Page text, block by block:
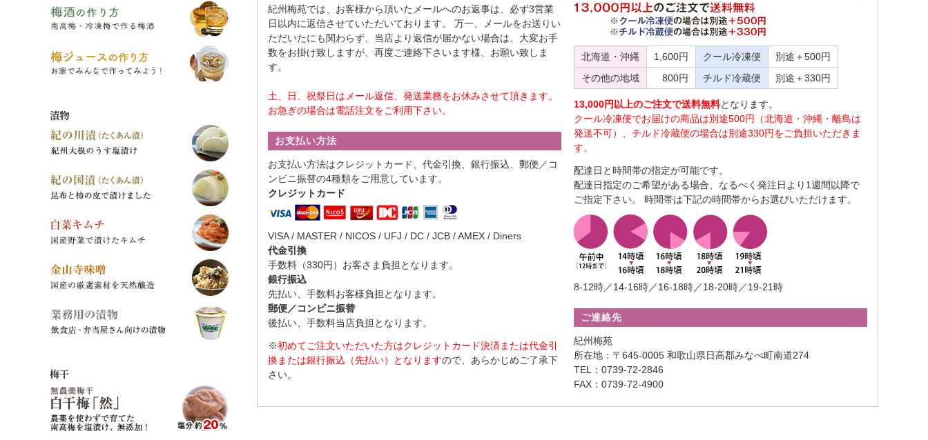
紀州梅苑では、お客様から頂いたメールへのお返事は、必ず3営業
日以内に返信させていただいております。 万一、メールをお送りい
ただいたにも関わらず、当店より返信が届かない場合は、大変お手
数をお掛け致しますが、再度ご連絡下さいます様、お願い致しま
す。
土、日、祝祭日はメール返信、発送業務をお休みさせて頂きます。
お急ぎの場合は電話注文をご利用下さい。
お支払い方法
お支払い方法はクレジットカード、代金引換、銀行振込、郵便／コ
ンビニ振替の4種類をご用意しています。
クレジットカード
VISA / MASTER / NICOS / UFJ / DC / JCB / AMEX / Diners
代金引換
手数料（330円）お客さま負担となります。
銀行振込
先払い、手数料お客様負担となります。
郵便／コンビニ振替
後払い、手数料当店負担となります。
※初めてご注文いただいた方はクレジットカード決済または代金引
換または銀行振込（先払い）となりますので、あらかじめご了承下
さい。
北海道・沖縄 1,600円 クール冷凍便
別途＋500円
その他の地域
800円 チルド冷蔵便 別途＋330円
13,000円以上のご注文で送料無料となります。
クール冷凍便でお届けの商品は別途500円（北海道・沖縄・離島は
発送不可）、チルド冷蔵便の場合は別途330円をご負担いただきま
す。
配達日と時間帯の指定が可能です。
配達日指定のご希望がある場合、なるべく発注日より1週間以降で
ご指定下さい。 時間帯は下記の時間帯からお選びいただけます。
8-12時／14-16時／16-18時／18-20時／19-21時
ご連絡先
紀州梅苑
所在地：〒645-0005 和歌山県日高郡みなべ町南道274
TEL：0739-72-2846
FAX：0739-72-4900
漬物
梅干